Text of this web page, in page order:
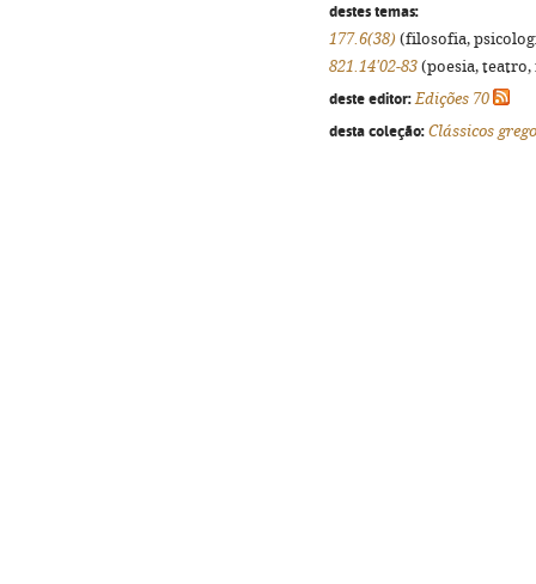
destes temas:
177.6(38) (filosofia,
821.14'02-83 (poesia,
deste editor: Edições 70
desta coleção: Clássicos